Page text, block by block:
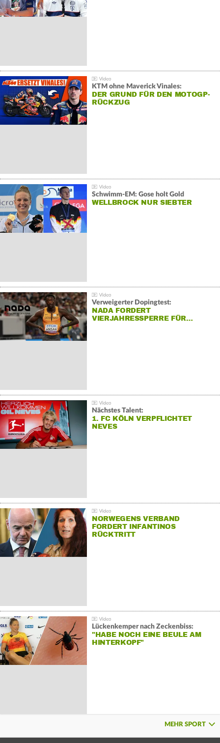
KTM ohne Maverick Vinales:
DER GRUND FÜR DEN MOTOGP-
RÜCKZUG
Schwimm-EM: Gose holt Gold
WELLBROCK NUR SIEBTER
Verweigerter Dopingtest:
NADA FORDERT
VIERJAHRESSPERRE FÜR…
Nächstes Talent:
1. FC KÖLN VERPFLICHTET
NEVES
NORWEGENS VERBAND
FORDERT INFANTINOS
RÜCKTRITT
Lückenkemper nach Zeckenbiss:
"HABE NOCH EINE BEULE AM
HINTERKOPF"
MEHR SPORT